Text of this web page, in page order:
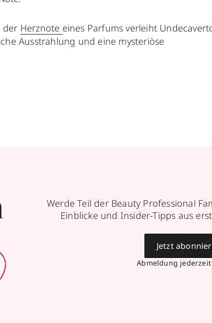
der Herznote eines Parfums verleiht
Ausstrahlung und eine mysteriöse
Werde Teil der Beauty Professional
Einblicke und Insider-Tipps aus
Abmeldung
Jetzt